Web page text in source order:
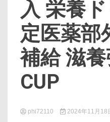
入 栄養
定医薬部
補給 滋
CUP
phi72110 2024年11月18